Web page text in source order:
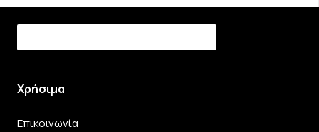
Χρήσιμα
Επικοινωνία